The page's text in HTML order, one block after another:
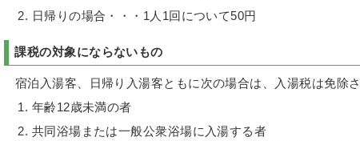
日帰りの場合・・・1人1回について50円
課税の対象にならないもの
宿泊入湯客、日帰り入湯客ともに次の場合は、入湯税は免除さ
年齢12歳未満の者
共同浴場または一般公衆浴場に入湯する者